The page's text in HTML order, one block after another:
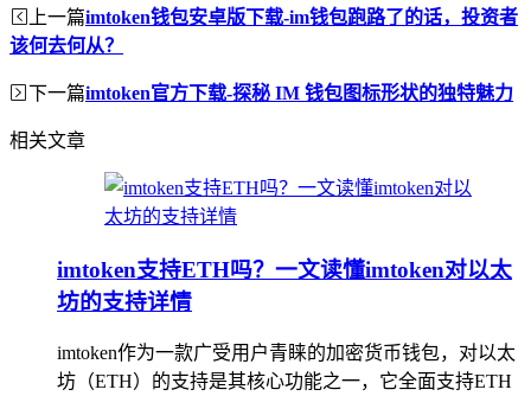
上一篇imtoken钱包安卓版下载-im钱包跑路了的话，投资者
该何去何从？
下一篇imtoken官方下载-探秘 IM 钱包图标形状的独特魅力
相关文章
imtoken支持ETH吗？一文读懂imtoken对以太
坊的支持详情
imtoken作为一款广受用户青睐的加密货币钱包，对以太
坊（ETH）的支持是其核心功能之一，它全面支持ETH